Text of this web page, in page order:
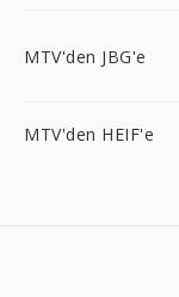
MTV'den JBG'e
MTV'den HEIF'e